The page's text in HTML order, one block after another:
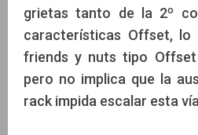
grietas tanto de la 2º
características Offset, lo
friends y nuts tipo
pero no implica que la
rack impida escalar esta